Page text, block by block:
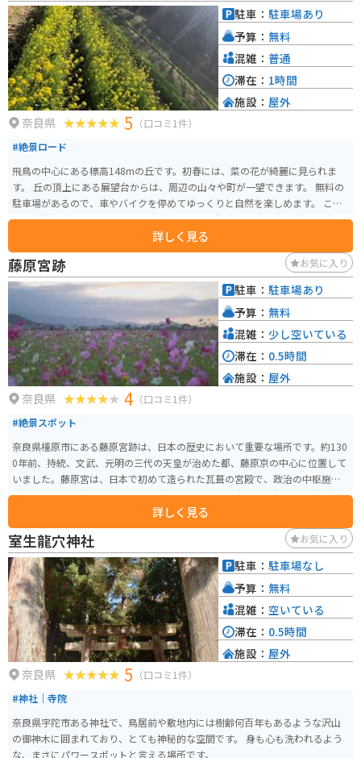
奈良県 5 （口コミ1件）
#絶景ロード
飛鳥の中心にある標高148mの丘です。初春には、菜の花が綺麗に見られま
す。 丘の頂上にある展望台からは、周辺の山々や町が一望できます。 無料の
駐車場があるので、車やバイクを停めてゆっくりと自然を楽しめます。 ここ
から高松塚古墳の方向に走っていくと、程よく角度がついたワイディングロ
ードがあります。少し短いですが、ツーリングにはもってこいの場所です。
詳しく見る
駐車： 駐車場あり
予算： 無料
混雑： 普通
滞在： 1時間
施設： 屋外
藤原宮跡 お気に入り
奈良県 4 （口コミ1件）
#絶景スポット
奈良県橿原市にある藤原宮跡は、日本の歴史において重要な場所です。約130
0年前、持統、文武、元明の三代の天皇が治めた都、藤原京の中心に位置して
いました。藤原宮は、日本で初めて造られた瓦葺の宮殿で、政治の中枢施設
や天皇や皇后の住まいがあった場所です。現在は朱塗りの列柱が数か所再現
されているのみですが、四季折々の花が植えられていて、春には菜の花と
桜、秋にはコスモスが楽しめます。 藤原宮の規模は東西約5.3km、南北約4.8
kmに及び、天皇の住まいである内裏や、天皇が儀式や政治を行った大極殿跡
が残っています。現在の藤原宮跡は、広大な敷地に遺構が点在し、歴史的な
価値が高い場所として知られています。日本古代史の一端を感じ取ることが
できます。
詳しく見る
駐車： 駐車場あり
予算： 無料
混雑： 少し空いている
滞在： 0.5時間
施設： 屋外
室生龍穴神社 お気に入り
奈良県 5 （口コミ1件）
#神社｜寺院
奈良県宇陀市ある神社で、鳥居前や敷地内には樹齢何百年もあるような沢山
の御神木に囲まれており、とても神秘的な空間です。 身も心も洗われるよう
な、まさにパワースポットと言える場所です。
駐車： 駐車場なし
予算： 無料
混雑： 空いている
滞在： 0.5時間
施設： 屋外